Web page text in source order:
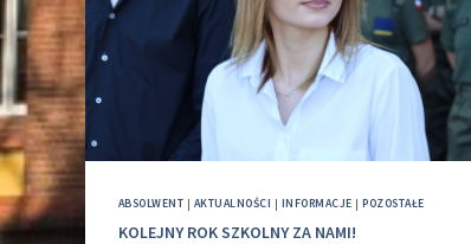
ABSOLWENT | AKTUALNOŚCI | INFORMACJE |POZOSTAŁE
KOLEJNY ROK SZKOLNY ZA NAMI!